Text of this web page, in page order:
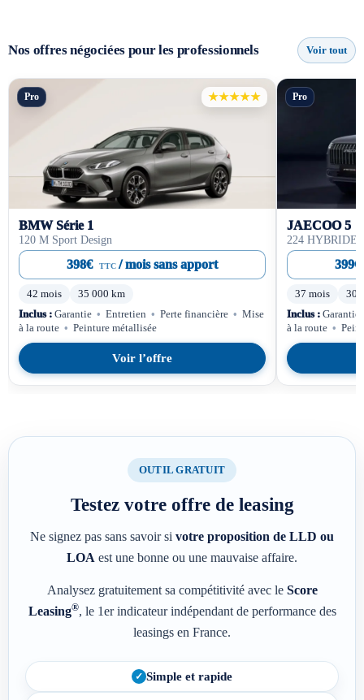
Nos offres négociées pour les professionnels Voir tout
Pro ★★★★★
BMW Série 1
120 M Sport Design
398€ TTC/ mois sans apport
42 mois
35 000 km
Inclus : Garantie • Entretien • Perte financière • Mise
à la route • Peinture métallisée
Voir l’offre
Pro
JAECOO 5
224 HYBRIDE
399€
37 mois
30
Inclus : Garantie
à la route •
OUTIL GRATUIT
Testez votre offre de leasing
Ne signez pas sans savoir si votre proposition de LLD ou
LOA est une bonne ou une mauvaise affaire.
Analysez gratuitement sa compétitivité avec le Score
Leasing®, le 1er indicateur indépendant de performance des
leasings en France.
Simple et rapide